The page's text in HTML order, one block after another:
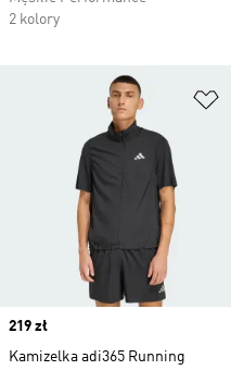
2 kolory
Price
219 zł
Kamizelka adi365 Running